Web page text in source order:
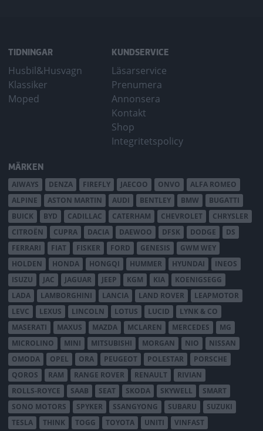
TIDNINGAR
Husbil&Husvagn
Klassiker
Moped
KUNDSERVICE
Läsarservice
Prenumera
Annonsera
Kontakt
Shop
Integritetspolicy
MÄRKEN
AIWAYS DENZA FIREFLY JAECOO ONVO
ALFA ROMEO
ALPINE
ASTON MARTIN AUDI BENTLEY BMW
BUGATTI
BUICK
BYD CADILLAC CATERHAM CHEVROLET
CHRYSLER
CITROËN
CUPRA DACIA DAEWOO DFSK DODGE
DS
FERRARI
FIAT FISKER FORD GENESIS
GWM WEY
HOLDEN
HONDA HONGQI HUMMER HYUNDAI
INEOS
ISUZU
JAC JAGUAR JEEP KGM KIA
KOENIGSEGG
LADA
LAMBORGHINI LANCIA LAND ROVER
LEAPMOTOR
LEVC
LEXUS LINCOLN LOTUS LUCID
LYNK & CO
MASERATI
MAXUS MAZDA MCLAREN MERCEDES
MG
MICROLINO
MINI MITSUBISHI MORGAN NIO
NISSAN
OMODA
OPEL ORA PEUGEOT POLESTAR
PORSCHE
QOROS
RAM RANGE ROVER RENAULT
RIVIAN
ROLLS-ROYCE
SAAB SEAT SKODA SKYWELL
SMART
SONO MOTORS
SPYKER SSANGYONG SUBARU
SUZUKI
TESLA
THINK TOGG TOYOTA UNITI VINFAST